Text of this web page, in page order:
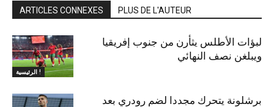
ARTICLES CONNEXES PLUS DE L'AUTEUR
الرئيسية !
لبؤات الأطلس يثأرن من جنوب إفريقيا
ويبلغن نصف النهائي
برشلونة يتحرك مجددا لضم رودري بعد